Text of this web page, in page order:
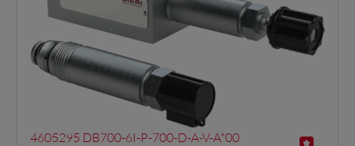
4605295 DB700-6I-P-700-D-A-V-A*00